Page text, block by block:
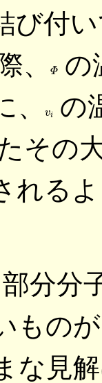
び付
、
Φ
の
vi
の
その
れる
分分
もの
な見